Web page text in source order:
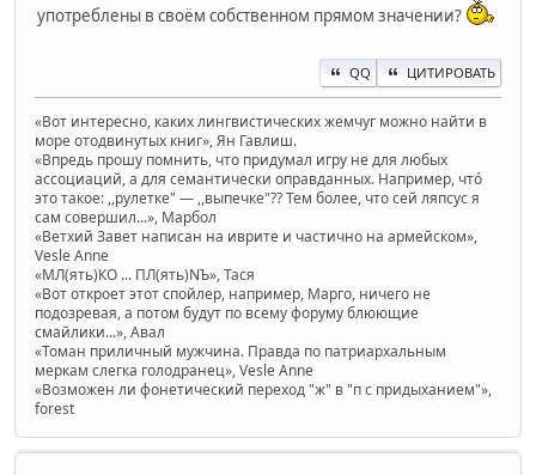
употреблены в своём собственном прямом значении?
QQ ЦИТИРОВАТЬ
«Вот интересно, каких лингвистических жемчуг можно найти в
море отодвинутых книг», Ян Гавлиш.
«Впредь прошу помнить, что придумал игру не для любых
ассоциаций, а для семантически оправданных. Например, чтó
это такое: ,,рулетке" — ,,выпечке"?? Тем более, что сей ляпсус я
сам совершил...», Марбол
«Ветхий Завет написан на иврите и частично на армейском»,
Vesle Anne
«МЛ(ять)КО ... ПЛ(ять)NЪ», Тася
«Вот откроет этот спойлер, например, Марго, ничего не
подозревая, а потом будут по всему форуму блюющие
смайлики...», Авал
«Томан приличный мужчина. Правда по патриархальным
меркам слегка голодранец», Vesle Anne
«Возможен ли фонетический переход "ж" в "п с придыханием"»,
forest